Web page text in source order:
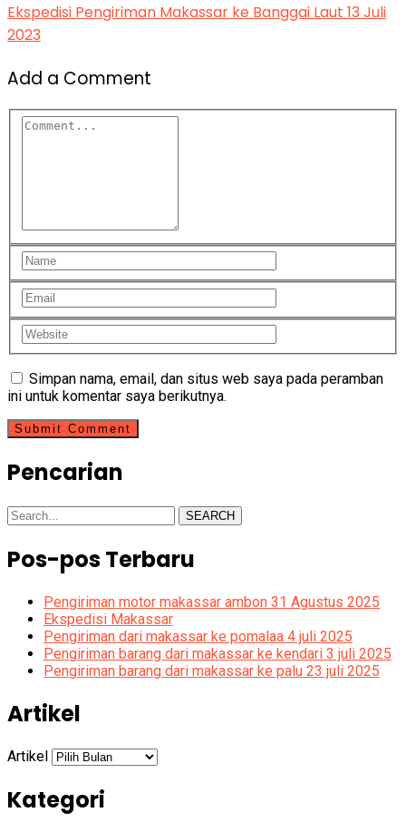
Ekspedisi Pengiriman Makassar ke Banggai Laut 13 Juli
2023
Add a Comment
Simpan nama, email, dan situs web saya pada peramban
ini untuk komentar saya berikutnya.
Pencarian
SEARCH
Pos-pos Terbaru
Pengiriman motor makassar ambon 31 Agustus 2025
Ekspedisi Makassar
Pengiriman dari makassar ke pomalaa 4 juli 2025
Pengiriman barang dari makassar ke kendari 3 juli 2025
Pengiriman barang dari makassar ke palu 23 juli 2025
Artikel
Artikel
Kategori